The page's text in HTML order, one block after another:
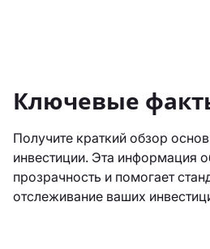
Ключевые
Получите краткий обзор
инвестиции. Эта информация
прозрачность и помогает
отслеживание ваших